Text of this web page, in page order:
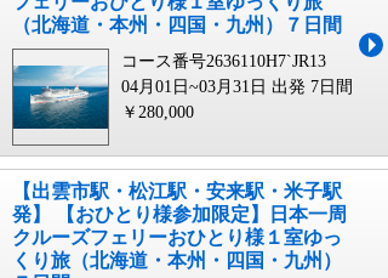
（北海道・本州・四国・九州）７日間
コース番号2636110H7`JR13
04月01日~03月31日 出発 7日間
￥280,000
【出雲市駅・松江駅・安来駅・米子駅
発】 【おひとり様参加限定】日本一周
クルーズフェリーおひとり様１室ゆっ
くり旅（北海道・本州・四国・九州）